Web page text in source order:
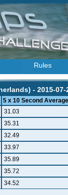
Rules
- 2015-07-
5 x 10 Second
31.03
35.31
32.49
33.97
35.89
35.72
34.52